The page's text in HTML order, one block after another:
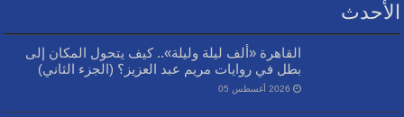
الأحدث
القاهرة «ألف ليلة وليلة».. كيف يتحول المكان إلى
بطل في روايات مريم عبد العزيز؟ (الجزء الثاني)
2026 أغسطس 05